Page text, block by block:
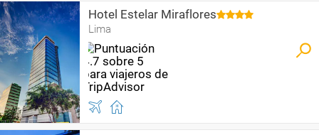
Hotel Estelar Miraflores
Lima